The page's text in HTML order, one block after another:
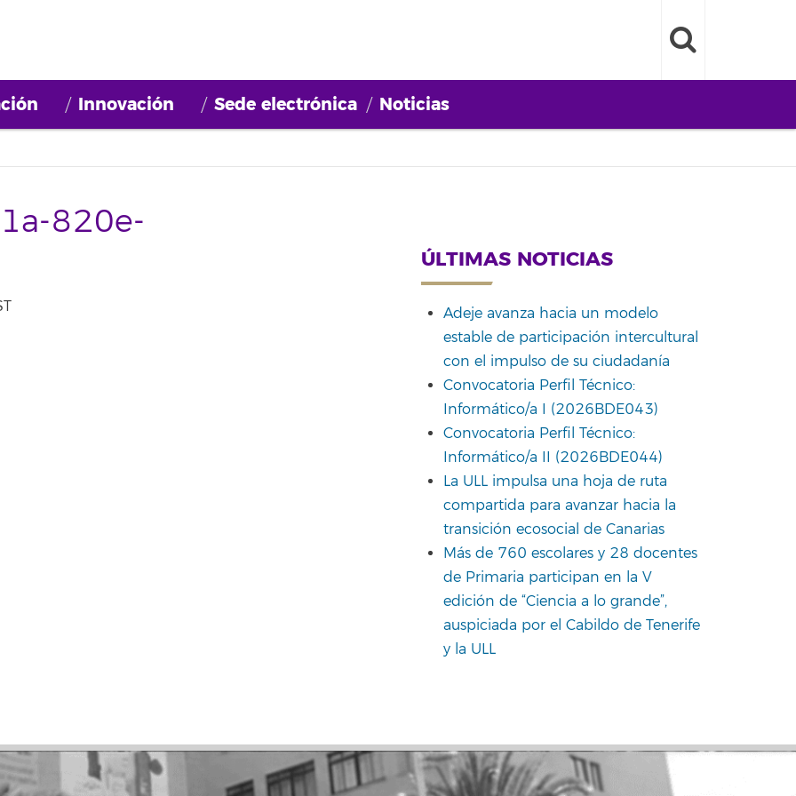
Innovación Sede electrónica Noticias
820e-
ÚLTIMAS NOTICIAS
Adeje avanza hacia un modelo
estable de participación intercultural
con el impulso de su ciudadanía
Convocatoria Perfil Técnico:
Informático/a I (2026BDE043)
Convocatoria Perfil Técnico:
Informático/a II (2026BDE044)
La ULL impulsa una hoja de ruta
compartida para avanzar hacia la
transición ecosocial de Canarias
Más de 760 escolares y 28 docentes
de Primaria participan en la V
edición de “Ciencia a lo grande”,
auspiciada por el Cabildo de Tenerife
y la ULL